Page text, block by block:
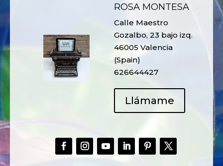
ROSA MONTESA
Calle Maestro
Gozalbo, 23 bajo izq.
46005 Valencia
(Spain)
626644427
Llámame